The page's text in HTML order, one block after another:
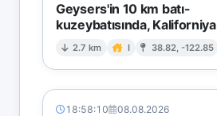
Geysers'in 10 km batı-
kuzeybatısında, Kaliforniya
2.7 km I 38.82, -122.85
18:58:10 08.08.2026